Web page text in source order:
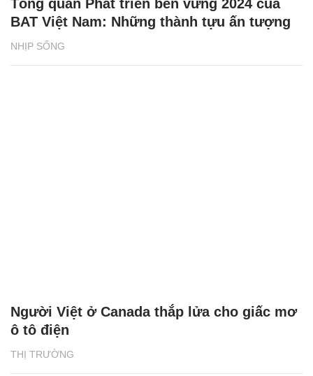
NHỊP SỐNG
Tổng quan Phát triển bền vững 2024 của
BAT Việt Nam: Những thành tựu ấn tượng
THỊ TRƯỜNG
Người Việt ở Canada thắp lửa cho giấc mơ
ô tô điện